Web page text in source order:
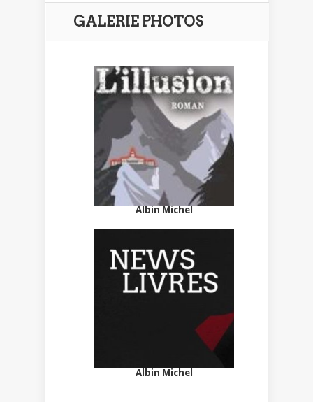
GALERIE PHOTOS
Albin Michel
Albin Michel